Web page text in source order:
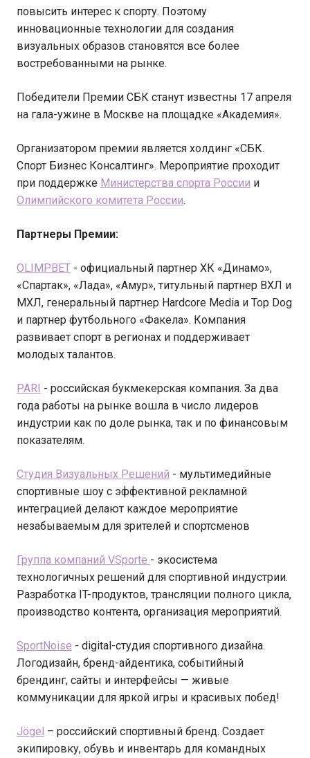
повысить интерес к спорту. Поэтому
инновационные технологии для создания
визуальных образов становятся все более
востребованными на рынке.
Победители Премии СБК станут известны 17 апреля
на гала-ужине в Москве на площадке «Академия».
Организатором премии является холдинг «СБК.
Спорт Бизнес Консалтинг». Мероприятие проходит
при поддержке Министерства спорта России и
Олимпийского комитета России.
Партнеры Премии:
OLIMPBET - официальный партнер ХК «Динамо»,
«Спартак», «Лада», «Амур», титульный партнер ВХЛ и
МХЛ, генеральный партнер Hardcore Media и Top Dog
и партнер футбольного «Факела». Компания
развивает спорт в регионах и поддерживает
молодых талантов.
PARI - российская букмекерская компания. За два
года работы на рынке вошла в число лидеров
индустрии как по доле рынка, так и по финансовым
показателям.
Студия Визуальных Решений - мультимедийные
спортивные шоу с эффективной рекламной
интеграцией делают каждое мероприятие
незабываемым для зрителей и спортсменов
Группа компаний VSporte - экосистема
технологичных решений для спортивной индустрии.
Разработка IT-продуктов, трансляции полного цикла,
производство контента, организация мероприятий.
SportNoise - digital-студия спортивного дизайна.
Логодизайн, бренд-айдентика, событийный
брендинг, сайты и интерфейсы — живые
коммуникации для яркой игры и красивых побед!
Jögel – российский спортивный бренд. Создает
экипировку, обувь и инвентарь для командных